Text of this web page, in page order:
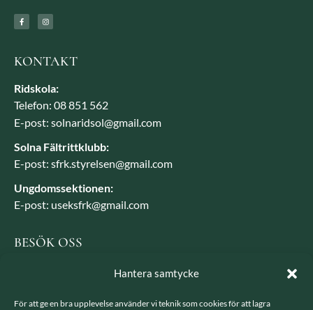
Hantera samtycke
För att ge en bra upplevelse använder vi teknik som cookies för att lagra
KONTAKT
Ridskola:
Telefon: 08 851 562
E-post: solnaridsol@gmail.com
Solna Fältrittklubb:
E-post: sfrk.styrelsen@gmail.com
Ungdomssektionen:
E-post: useksfrk@gmail.com
BESÖK OSS
Besöksadress: Järvavägen 7, 170 79 Solna